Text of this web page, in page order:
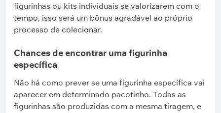
figurinhas ou kits individuais se valorizarem com o
tempo, isso será um bônus agradável ao próprio
processo de colecionar.
Chances de encontrar uma figurinha
específica
Não há como prever se uma figurinha específica vai
aparecer em determinado pacotinho. Todas as
figurinhas são produzidas com a mesma tiragem, e